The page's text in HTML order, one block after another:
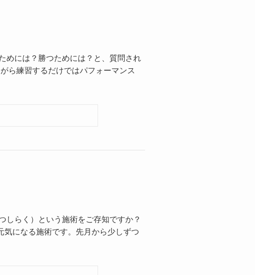
めには？勝つためには？と、質問され
ら練習するだけではパフォーマンス
しらく）という施術をご存知ですか？
になる施術です。先月から少しずつ